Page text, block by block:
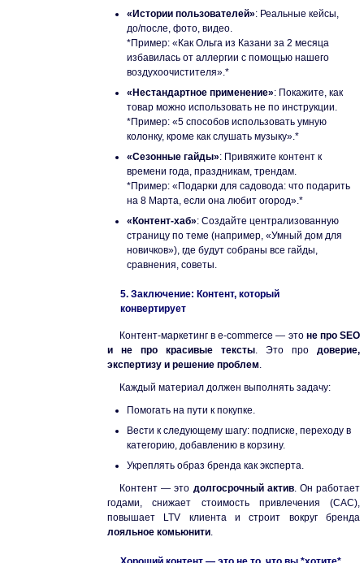
«Истории пользователей»: Реальные кейсы,
до/после, фото, видео.
*Пример: «Как Ольга из Казани за 2 месяца
избавилась от аллергии с помощью нашего
воздухоочистителя».*
«Нестандартное применение»: Покажите, как
товар можно использовать не по инструкции.
*Пример: «5 способов использовать умную
колонку, кроме как слушать музыку».*
«Сезонные гайды»: Привяжите контент к
времени года, праздникам, трендам.
*Пример: «Подарки для садовода: что подарить
на 8 Марта, если она любит огород».*
«Контент-хаб»: Создайте централизованную
страницу по теме (например, «Умный дом для
новичков»), где будут собраны все гайды,
сравнения, советы.
5. Заключение: Контент, который
конвертирует
Контент-маркетинг в e-commerce — это не про SEO
и не про красивые тексты. Это про доверие,
экспертизу и решение проблем.
Каждый материал должен выполнять задачу:
Помогать на пути к покупке.
Вести к следующему шагу: подписке, переходу в
категорию, добавлению в корзину.
Укреплять образ бренда как эксперта.
Контент — это долгосрочный актив. Он работает
годами, снижает стоимость привлечения (CAC),
повышает LTV клиента и строит вокруг бренда
лояльное комьюнити.